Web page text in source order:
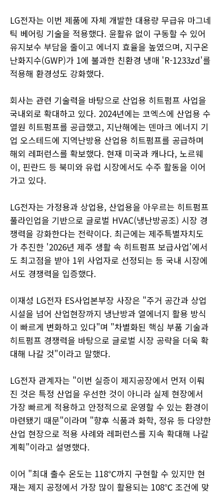
LG전자는 이번 제품에 자체 개발한 대용량 무급유 마그네
틱 베어링 기술을 적용했다. 윤활유 없이 구동할 수 있어
유지보수 부담을 줄이고 에너지 효율을 높였으며, 지구온
난화지수(GWP)가 1에 불과한 친환경 냉매 'R-1233zd'를
적용해 환경성도 강화했다.
회사는 관련 기술력을 바탕으로 산업용 히트펌프 사업을
국내외로 확대하고 있다. 2024년에는 코엑스에 산업용 수
열원 히트펌프를 공급했고, 지난해에는 덴마크 에너지 기
업 오스테드에 지역난방용 산업용 히트펌프를 공급하며
해외 레퍼런스를 확보했다. 현재 미국과 캐나다, 노르웨
이, 핀란드 등 북미와 유럽 시장에서도 수주 활동을 이어
가고 있다.
LG전자는 가정용과 상업용, 산업용을 아우르는 히트펌프
풀라인업을 기반으로 글로벌 HVAC(냉난방공조) 시장 경
쟁력을 강화한다는 전략이다. 최근에는 제주특별자치도
가 추진한 '2026년 제주 생활 속 히트펌프 보급사업'에서
도 최고점을 받아 1위 사업자로 선정되는 등 국내 시장에
서도 경쟁력을 입증했다.
이재성 LG전자 ES사업본부장 사장은 "주거 공간과 상업
시설을 넘어 산업현장까지 냉난방과 열에너지 활용 방식
이 빠르게 변화하고 있다"며 "차별화된 핵심 부품 기술과
히트펌프 경쟁력을 바탕으로 글로벌 시장 공략을 더욱 확
대해 나갈 것"이라고 말했다.
LG전자 관계자는 "이번 실증이 제지공장에서 먼저 이뤄
진 것은 특정 산업을 우선한 것이 아니라 실제 현장에서
가장 빠르게 적용하고 안정적으로 운영할 수 있는 환경이
마련됐기 때문"이라며 "향후 식품과 화학, 정유 등 다양한
산업 현장으로 적용 사례와 레퍼런스를 지속 확대해 나갈
계획"이라고 설명했다.
이어 "최대 출수 온도는 118℃까지 구현할 수 있지만 현
재는 제지 공정에서 가장 많이 활용되는 108℃ 조건에 맞